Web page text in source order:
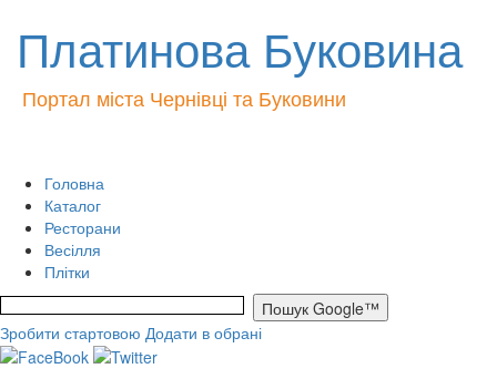
Платинова Буковина
Портал міста Чернівці та Буковини
Головна
Каталог
Ресторани
Весілля
Плітки
Зробити стартовою Додати в обрані